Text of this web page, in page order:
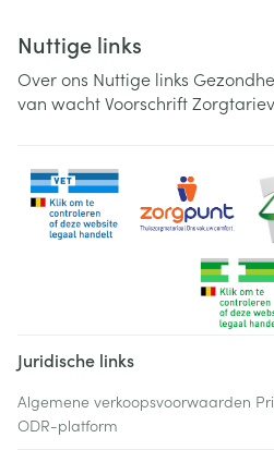
Nuttige links
Over ons Nuttige links
van wachtVoorschrift
Juridische links
Algemene verkoopsvoorwaarden
ODR-platform